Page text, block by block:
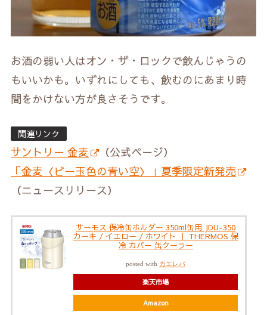
お酒の弱い人はオン・ザ・ロックで飲んじゃうの
もいいかも。いずれにしても、飲むのにあまり時
間をかけない方が良さそうです。
関連リンク
サントリー 金麦
（公式ページ）
「金麦〈ビー玉色の青い空〉」夏季限定新発売
（ニュースリリース）
サーモス 保冷缶ホルダー 350ml缶用 JDU-350
カーキ / イエロー / ホワイト ｜ THERMOS 保
冷 カバー 缶クーラー
posted with カエレバ
楽天市場
Amazon